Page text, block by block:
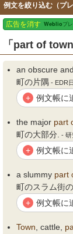
例文を絞り込む（プ
「part of
an obscure
町の片隅 - EDR
+ 例文帳に
the major part
町の大部分. - 研
+ 例文帳に
a slummy part
町のスラム街
+ 例文帳に
Town , cattle,